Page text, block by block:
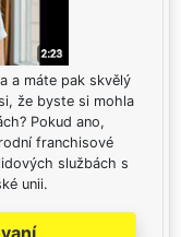
a máte pak skvělý
že byste si mohla
Pokud ano,
franchisové
službách s
unii.